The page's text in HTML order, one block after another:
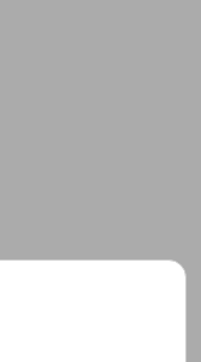
y